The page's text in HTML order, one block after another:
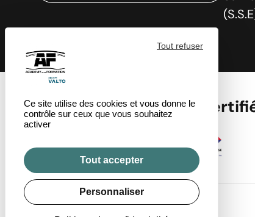
Centre de formation
Ce site utilise des cookies et vous donne le
contrôle sur ceux que vous souhaitez
activer
Tout accepter
Tout refuser
Personnaliser